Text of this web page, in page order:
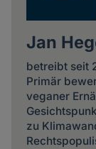
Jan
betreibt seit
Primär
veganer
zu